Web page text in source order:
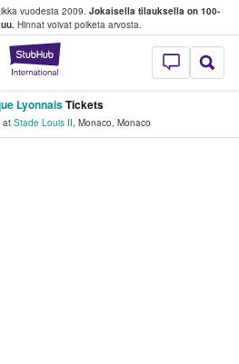
vuodesta 2009. Jokaisella tilauksella on 100-
Hinnat voivat poiketa arvosta.
StubHub -
lippuja
LyonnaisTickets
at Stade Louis II, Monaco, Monaco